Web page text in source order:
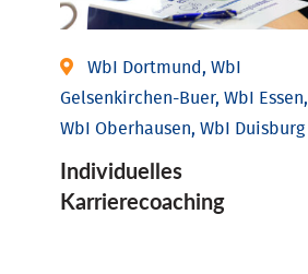
WbI Dortmund, WbI
Gelsenkirchen-Buer, WbI Essen,
WbI Oberhausen, WbI Duisburg
Individu­elles
Karrierecoaching